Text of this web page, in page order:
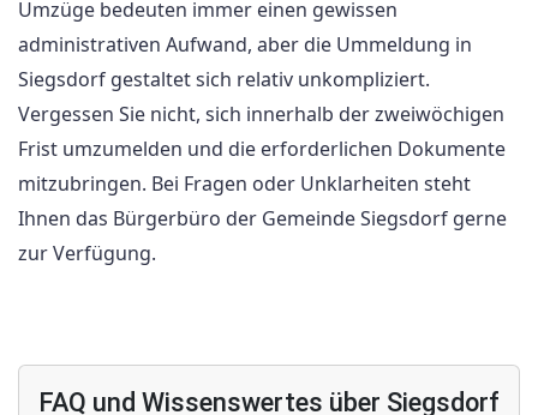
Umzüge bedeuten immer einen gewissen
administrativen Aufwand, aber die Ummeldung in
Siegsdorf gestaltet sich relativ unkompliziert.
Vergessen Sie nicht, sich innerhalb der zweiwöchigen
Frist umzumelden und die erforderlichen Dokumente
mitzubringen. Bei Fragen oder Unklarheiten steht
Ihnen das Bürgerbüro der Gemeinde Siegsdorf gerne
zur Verfügung.
FAQ und Wissenswertes über Siegsdorf